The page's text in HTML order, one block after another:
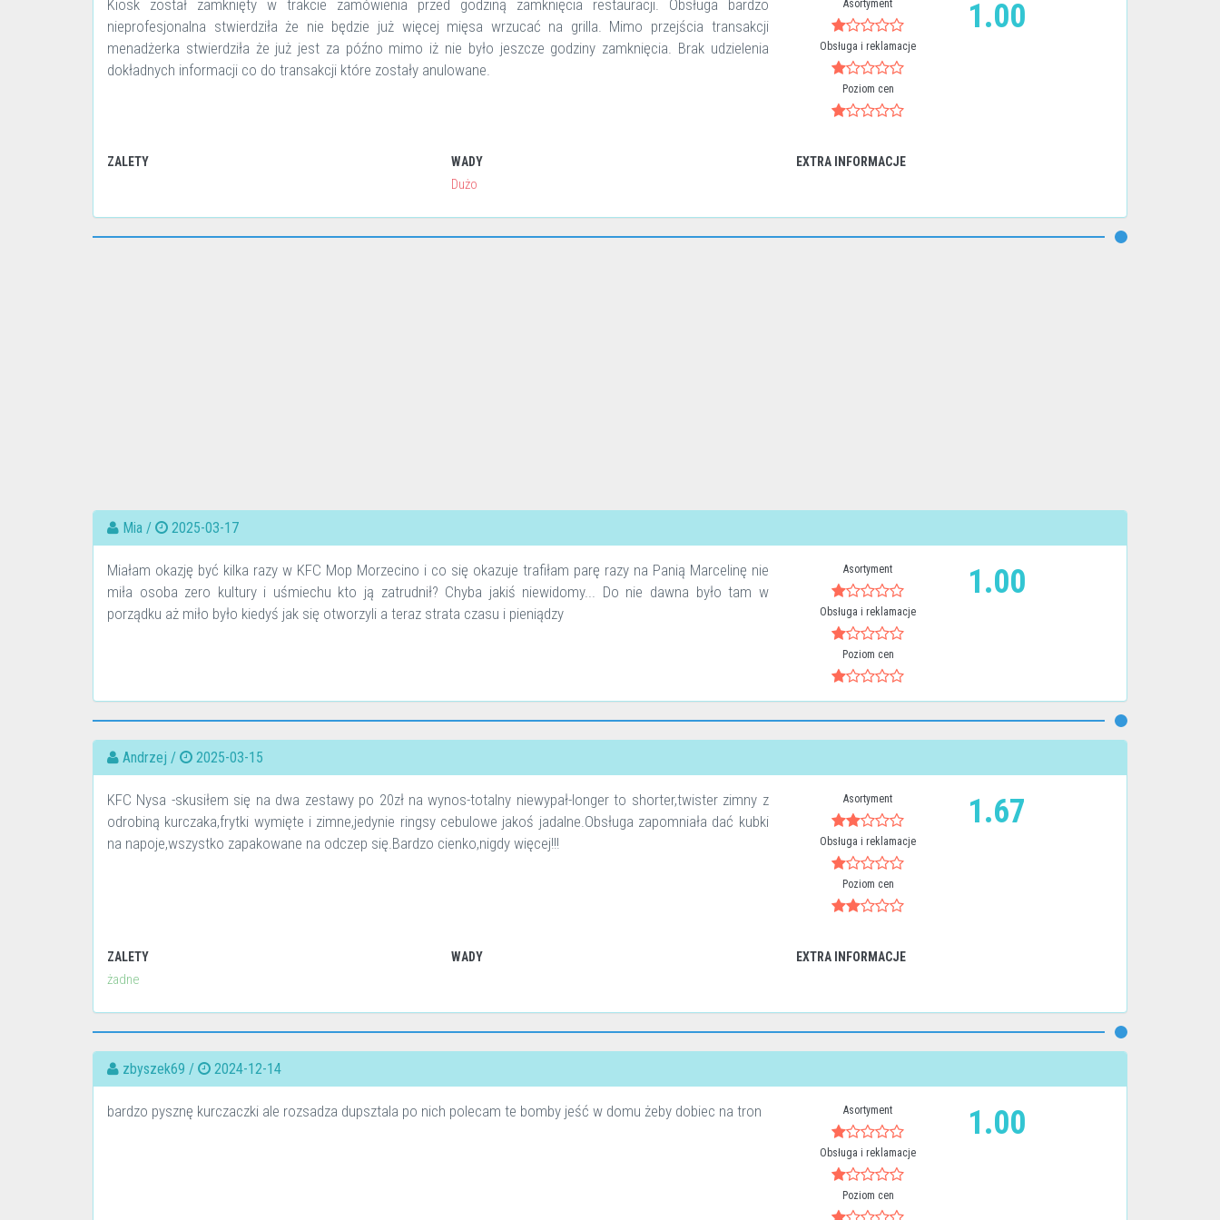
Kiosk został zamknięty w trakcie zamówienia przed godziną zamknięcia restauracji. Obsługa bardzo
nieprofesjonalna stwierdziła że nie będzie już więcej mięsa wrzucać na grilla. Mimo przejścia transakcji
menadżerka stwierdziła że już jest za późno mimo iż nie było jeszcze godziny zamknięcia. Brak udzielenia
dokładnych informacji co do transakcji które zostały anulowane.
Asortyment
Obsługa i reklamacje
Poziom cen
1.00
ZALETY WADY
Dużo
EXTRA INFORMACJE
Mia / 2025-03-17
Miałam okazję być kilka razy w KFC Mop Morzecino i co się okazuje trafiłam parę razy na Panią Marcelinę nie
miła osoba zero kultury i uśmiechu kto ją zatrudnił? Chyba jakiś niewidomy... Do nie dawna było tam w
porządku aż miło było kiedyś jak się otworzyli a teraz strata czasu i pieniądzy
Asortyment
Obsługa i reklamacje
Poziom cen
1.00
Andrzej / 2025-03-15
KFC Nysa -skusiłem się na dwa zestawy po 20zł na wynos-totalny niewypał-longer to shorter,twister zimny z
odrobiną kurczaka,frytki wymięte i zimne,jedynie ringsy cebulowe jakoś jadalne.Obsługa zapomniała dać kubki
na napoje,wszystko zapakowane na odczep się.Bardzo cienko,nigdy więcej!!!
Asortyment
Obsługa i reklamacje
Poziom cen
1.67
ZALETY
żadne
WADY EXTRA INFORMACJE
zbyszek69 / 2024-12-14
bardzo pysznę kurczaczki ale rozsadza dupsztala po nich polecam te bomby jeść w domu żeby dobiec na tron Asortyment
Obsługa i reklamacje
Poziom cen
1.00